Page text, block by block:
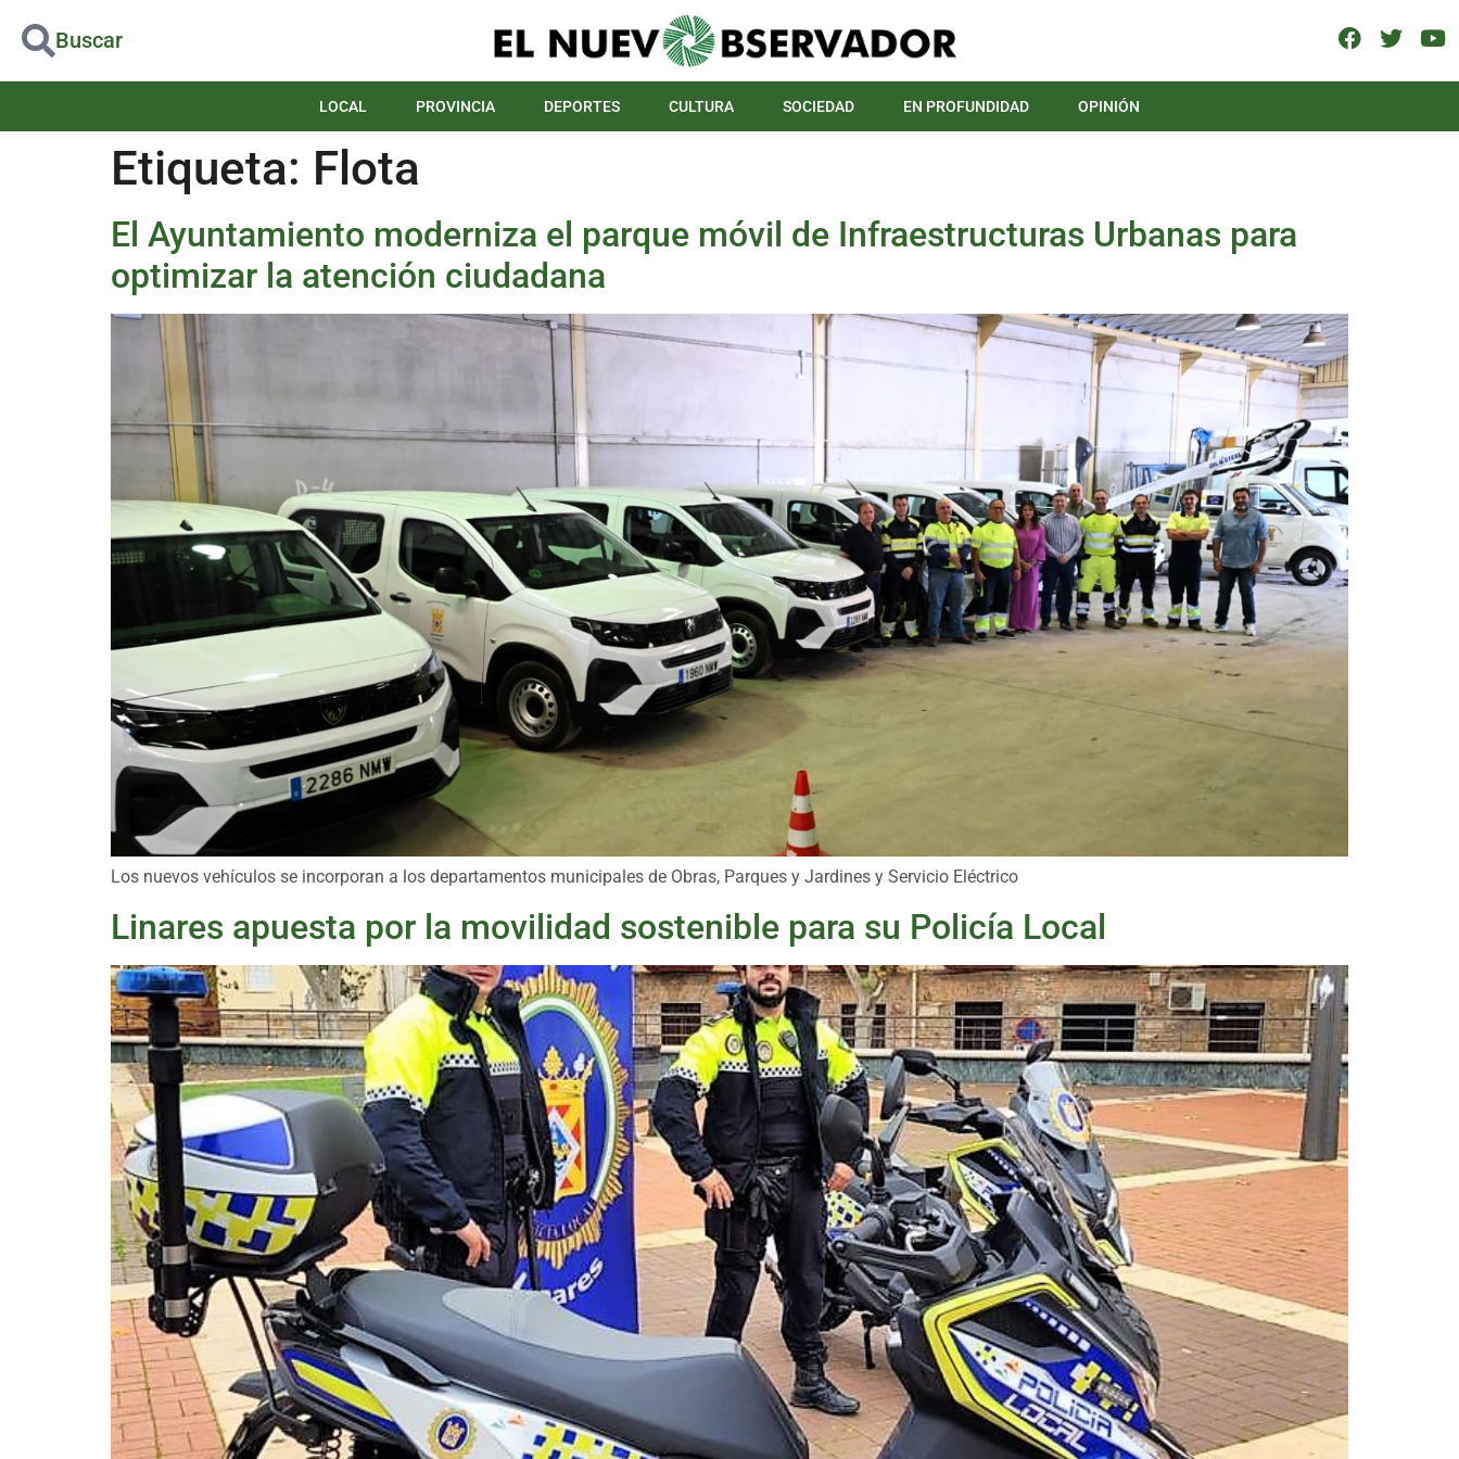
Buscar
LOCAL PROVINCIA DEPORTES CULTURA SOCIEDAD EN PROFUNDIDAD OPINIÓN
Etiqueta: Flota
El Ayuntamiento moderniza el parque móvil de Infraestructuras Urbanas para
optimizar la atención ciudadana
Los nuevos vehículos se incorporan a los departamentos municipales de Obras, Parques y Jardines y Servicio Eléctrico
Linares apuesta por la movilidad sostenible para su Policía Local